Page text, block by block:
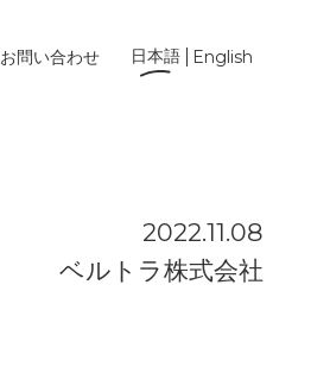
お問い合わせ 日本語 English
2022.11.08
ベルトラ株式会社